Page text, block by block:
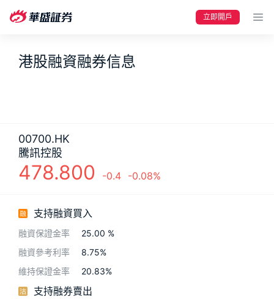
華盛APls
低時延極速交易系統
立即開戶
港股融資融券信息
00700.HK
騰訊控股
478.800 -0.4 -0.08%
支持融資買入
融資保證金率 25.00 %
融資參考利率
8.75%
維持保證金率
20.83%
支持融券賣出